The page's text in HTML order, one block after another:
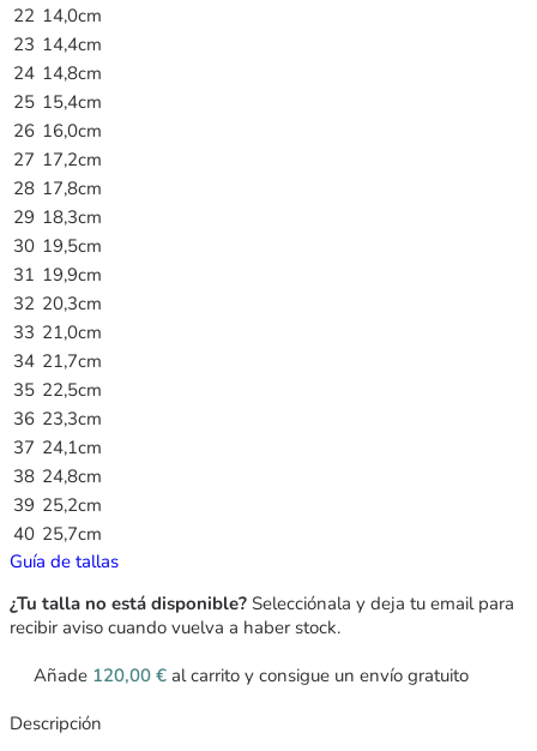
22 14,0cm
23 14,4cm
24 14,8cm
25 15,4cm
26 16,0cm
27 17,2cm
28 17,8cm
29 18,3cm
30 19,5cm
31 19,9cm
32 20,3cm
33 21,0cm
34 21,7cm
35 22,5cm
36 23,3cm
37 24,1cm
38 24,8cm
39 25,2cm
40 25,7cm
Guía de tallas
¿Tu talla no está disponible? Selecciónala y deja tu email para
recibir aviso cuando vuelva a haber stock.
Añade 120,00 € al carrito y consigue un envío gratuito
Descripción